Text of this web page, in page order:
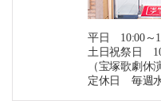
平日 10:00～
土日祝祭日
（宝塚歌劇休
定休日 毎週